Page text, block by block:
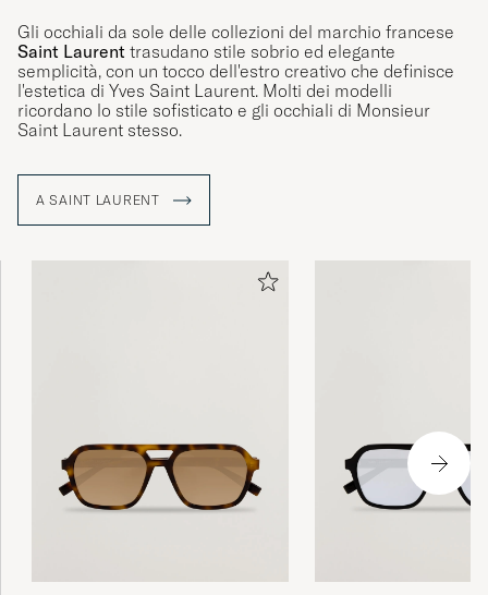
Gli occhiali da sole delle collezioni del marchio francese
Saint Laurent trasudano stile sobrio ed elegante
semplicità, con un tocco dell'estro creativo che definisce
l'estetica di Yves Saint Laurent. Molti dei modelli
ricordano lo stile sofisticato e gli occhiali di Monsieur
Saint Laurent stesso.
A SAINT LAURENT